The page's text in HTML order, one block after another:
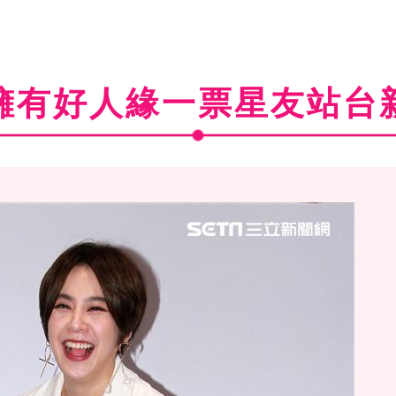
有好人緣一票星友站台